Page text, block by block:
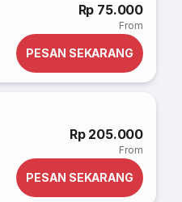
Rp 75.000
From
PESAN SEKARANG
Rp 205.000
From
PESAN SEKARANG